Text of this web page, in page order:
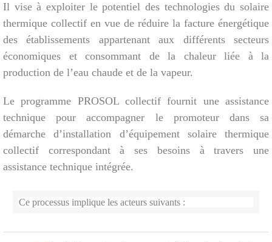
Il vise à exploiter le potentiel des technologies du solaire
thermique collectif en vue de réduire la facture énergétique
des établissements appartenant aux différents secteurs
économiques et consommant de la chaleur liée à la
production de l’eau chaude et de la vapeur.
Le programme PROSOL collectif fournit une assistance
technique pour accompagner le promoteur dans sa
démarche d’installation d’équipement solaire thermique
collectif correspondant à ses besoins à travers une
assistance technique intégrée.
Ce processus implique les acteurs suivants :